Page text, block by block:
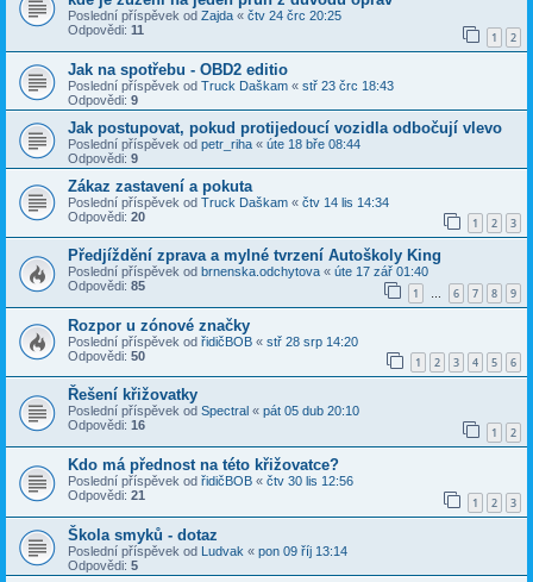
Poslední příspěvek od Zajda « čtv 24 črc 20:25
Odpovědi: 11 1 2
Jak na spotřebu - OBD2 editio
Poslední příspěvek od Truck Daškam « stř 23 črc 18:43
Odpovědi: 9
Jak postupovat, pokud protijedoucí vozidla odbočují vlevo
Poslední příspěvek od petr_riha « úte 18 bře 08:44
Odpovědi: 9
Zákaz zastavení a pokuta
Poslední příspěvek od Truck Daškam « čtv 14 lis 14:34
Odpovědi: 20 1 2 3
Předjíždění zprava a mylné tvrzení Autoškoly King
Poslední příspěvek od brnenska.odchytova « úte 17 zář 01:40
Odpovědi: 85 1 … 6 7 8 9
Rozpor u zónové značky
Poslední příspěvek od řidičBOB « stř 28 srp 14:20
Odpovědi: 50 1 2 3 4 5 6
Řešení křižovatky
Poslední příspěvek od Spectral « pát 05 dub 20:10
Odpovědi: 16 1 2
Kdo má přednost na této křižovatce?
Poslední příspěvek od řidičBOB « čtv 30 lis 12:56
Odpovědi: 21 1 2 3
Škola smyků - dotaz
Poslední příspěvek od Ludvak « pon 09 říj 13:14
Odpovědi: 5